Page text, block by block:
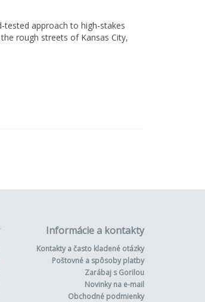
approach to high-stakes
rough streets of Kansas City,
Informácie a kontakty
Kontakty a často kladené otázky
Poštovné a spôsoby platby
Zarábaj s Gorilou
Novinky na e-mail
Obchodné podmienky